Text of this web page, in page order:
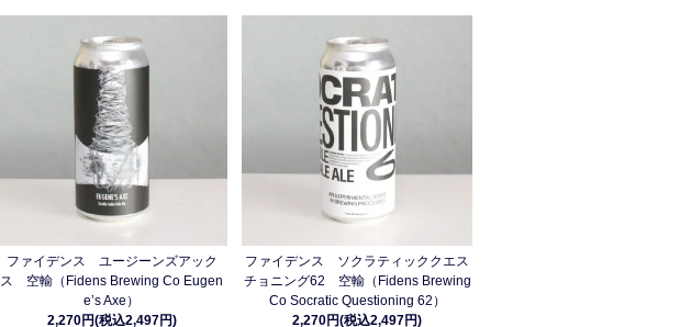
ファイデンス ユージーンズアック
ス 空輸（Fidens Brewing Co Eugen
e’s Axe）
2,270円(税込2,497円)
ファイデンス ソクラティッククエス
チョニング62 空輸（Fidens Brewing
Co Socratic Questioning 62）
2,270円(税込2,497円)